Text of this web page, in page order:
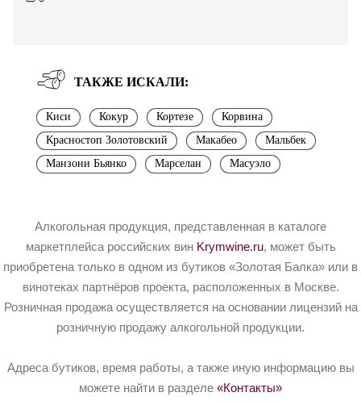
ТАКЖЕ ИСКАЛИ:
Киси Кокур Кортезе
Корвина
Красностоп Золотовский
Макабео
Мальбек
Манзони Бьянко
Марселан Масуэло
Алкогольная продукция, представленная в каталоге
маркетплейса российских вин Krymwine.ru, может быть
приобретена только в одном из бутиков «Золотая Балка» или в
винотеках партнёров проекта, расположенных в Москве.
Розничная продажа осуществляется на основании лицензий на
розничную продажу алкогольной продукции.
Адреса бутиков, время работы, а также иную информацию вы
можете найти в разделе «Контакты»